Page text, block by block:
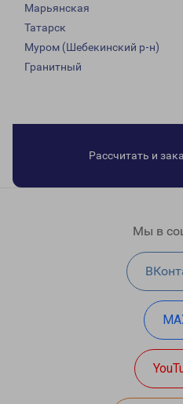
Марьянская
Татарск
Муром (Шебекинский р-н)
Гранитный
Рассчитать и
Мы в